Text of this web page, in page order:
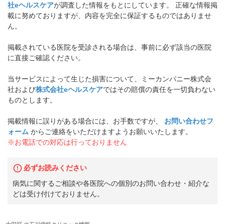
社eヘルスケアが調査した情報をもとにしています。 正確な情報掲
載に努めておりますが、内容を完全に保証するものではありませ
ん。
掲載されている医院を受診される場合は、事前に必ず該当の医院
に直接ご確認ください。
当サービスによって生じた損害について、ミーカンパニー株式会
社および株式会社eヘルスケアではその賠償の責任を一切負わない
ものとします。
掲載情報に誤りがある場合には、お手数ですが、
お問い合わせフ
ォーム からご連絡をいただけますようお願いいたします。
※お電話での対応は行っておりません
必ずお読みください
病気に関するご相談や各医院への個別のお問い合わせ・紹介な
どは受け付けておりません。